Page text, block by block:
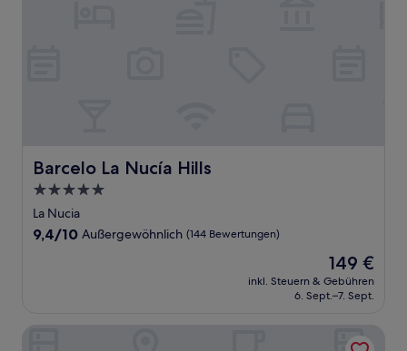
Barcelo La Nucía Hills
Barcelo La Nucía Hills
5.0-
Sterne-
Unterkunft
La Nucia
9.4
9,4/10 Außergewöhnlich (144 Bewertungen)
Der
Preis
beträgt
149 €
inkl. Steuern & Gebühren
6. Sept.–7. Sept.